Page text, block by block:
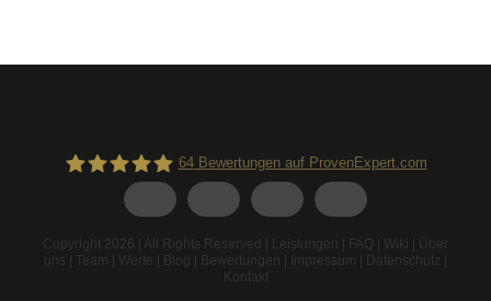
64Bewertungen auf ProvenExpert.com
Copyright 2026 | All Rights Reserved | Leistungen FAQ Wiki
Über
uns
Team Werte Blog Bewertungen Impressum Datenschutz
Kontakt